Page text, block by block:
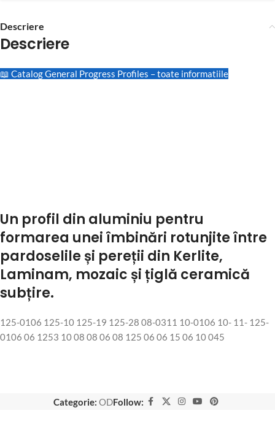
Descriere
Descriere
📖 Catalog General Progress Profiles – toate informatiile
Un profil din aluminiu pentru
formarea unei îmbinări rotunjite între
pardoselile și pereții din Kerlite,
Laminam, mozaic și țiglă ceramică
subțire.
125-0106 125-10 125-19 125-28 08-0311 10-0106 10- 11- 125-
0106 06 1253 10 08 08 06 08 125 06 06 15 06 10 045
Categorie: ODFollow: